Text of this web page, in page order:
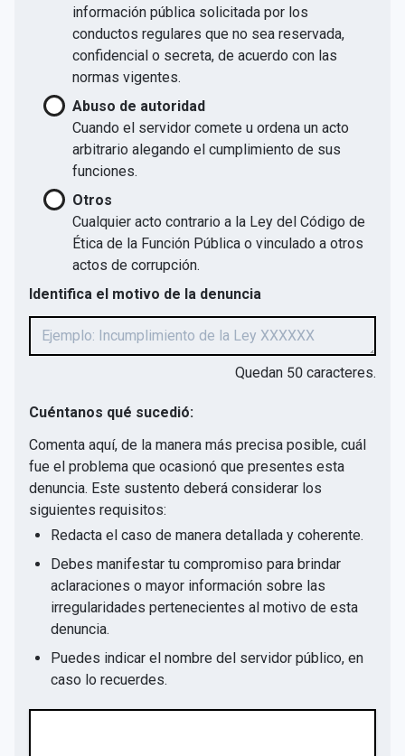
información pública solicitada por los
conductos regulares que no sea reservada,
confidencial o secreta, de acuerdo con las
normas vigentes.
Abuso de autoridad
Cuando el servidor comete u ordena un acto
arbitrario alegando el cumplimiento de sus
funciones.
Otros
Cualquier acto contrario a la Ley del Código de
Ética de la Función Pública o vinculado a otros
actos de corrupción.
Identifica el motivo de la denuncia
Quedan 50 caracteres.
Cuéntanos qué sucedió:
Comenta aquí, de la manera más precisa posible, cuál
fue el problema que ocasionó que presentes esta
denuncia. Este sustento deberá considerar los
siguientes requisitos:
Redacta el caso de manera detallada y coherente.
Debes manifestar tu compromiso para brindar
aclaraciones o mayor información sobre las
irregularidades pertenecientes al motivo de esta
denuncia.
Puedes indicar el nombre del servidor público, en
caso lo recuerdes.